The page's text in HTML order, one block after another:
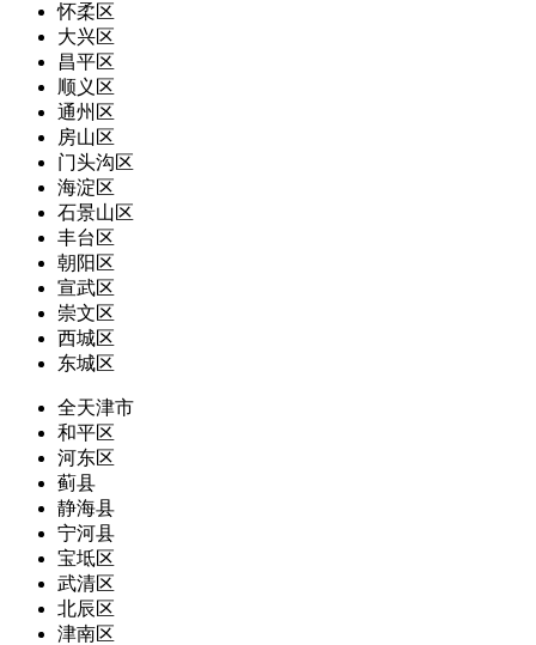
怀柔区
大兴区
昌平区
顺义区
通州区
房山区
门头沟区
海淀区
石景山区
丰台区
朝阳区
宣武区
崇文区
西城区
东城区
全天津市
和平区
河东区
蓟县
静海县
宁河县
宝坻区
武清区
北辰区
津南区